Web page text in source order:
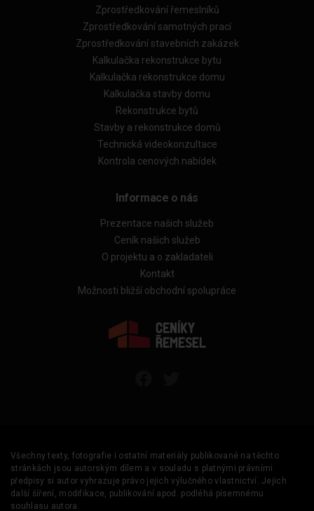
Zprostředkování řemeslníků
Zprostředkování samotných prací
Zprostředkování stavebních zakázek
Kalkulačka rekonstrukce bytu
Kalkulačka rekonstrukce domu
Kalkulačka stavby domu
Rekonstrukce bytů
Stavby a rekonstrukce domů
Technická videokonzultace
Kontrola cenových nabídek
Informace o nás
Prezentace našich služeb
Ceník našich služeb
O projektu a o zakladateli
Kontakt
Možnosti bližší obchodní spolupráce
Všechny texty, fotografie i ostatní materiály publikované na těchto
stránkách jsou autorským dílem a v souladu s platnými právními
předpisy si autor vyhrazuje právo jejich výlučného vlastnictví. Jejich
další šíření, modifikace, publikování apod. podléhá písemnému
souhlasu autora.